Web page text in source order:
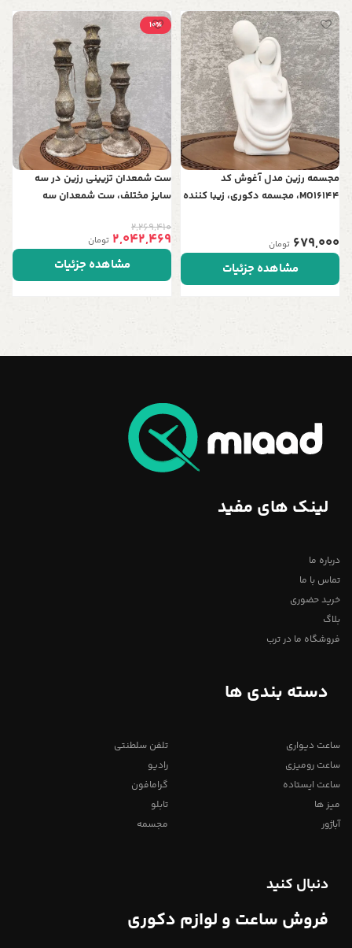
مجسمه رزین مدل آغوش کد
MO16144، مجسمه دکوری، زیبا کننده
679,000 تومان
مشاهده جزئیات
10٪
ست شمعدان تزیینی رزین در سه
سایز مختلف، ست شمعدان سه
به عنوان وسیله تزیینی حتی بدون
شمع
2,269,410
2,042,469 تومان
مشاهده جزئیات
لینک های مفید
درباره ما
تماس با ما
خرید حضوری
بلاگ
فروشگاه ما در ترب
دسته بندی ها
ساعت دیواری
ساعت رومیزی
ساعت ایستاده
میز ها
آباژور
تلفن سلطنتی
رادیو
گرامافون
تابلو
مجسمه
دنبال کنید
فروش ساعت و لوازم دکوری